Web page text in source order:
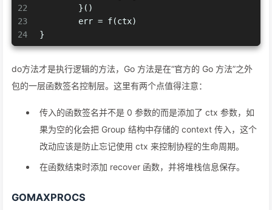
22
23
24
	}()
	err = f(ctx)
}
do方法才是执行逻辑的方法，Go 方法是在“官方的 Go 方法”之外
包的一层函数签名控制层。这里有两个点值得注意：
传入的函数签名并不是 0 参数的而是添加了 ctx 参数，如
果为空的化会把 Group 结构中存储的 context 传入，这个
改动应该是防止忘记使用 ctx 来控制协程的生命周期。
在函数结束时添加 recover 函数，并将堆栈信息保存。
GOMAXPROCS